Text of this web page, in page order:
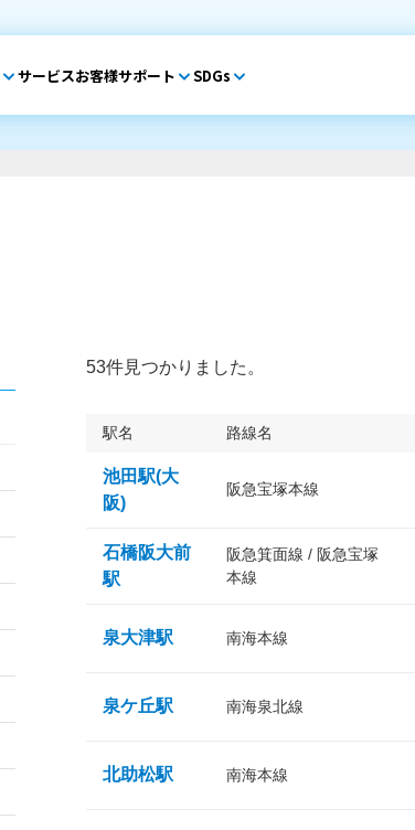
サービスお客様サポート SDGs
53件見つかりました。
駅名 路線名
池田駅(大
阪)
阪急宝塚本線
石橋阪大前
駅
阪急箕面線 / 阪急宝塚
本線
泉大津駅 南海本線
泉ケ丘駅 南海泉北線
北助松駅 南海本線